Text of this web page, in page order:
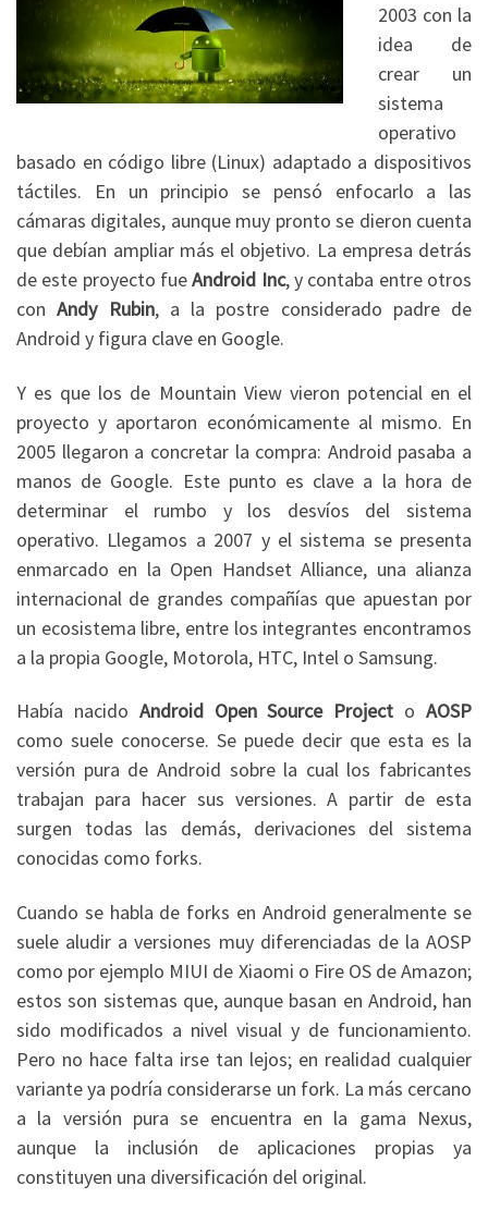
2003 con la
idea de
crear un
sistema
operativo
basado en código libre (Linux) adaptado a dispositivos
táctiles. En un principio se pensó enfocarlo a las
cámaras digitales, aunque muy pronto se dieron cuenta
que debían ampliar más el objetivo. La empresa detrás
de este proyecto fueAndroid Inc, y contaba entre otros
conAndy Rubin, a la postre considerado padre de
Android y figura clave en Google.
Y es que los de Mountain View vieron potencial en el
proyecto y aportaron económicamente al mismo. En
2005 llegaron a concretar la compra: Android pasaba a
manos de Google. Este punto es clave a la hora de
determinar el rumbo y los desvíos del sistema
operativo. Llegamos a 2007 y el sistema se presenta
enmarcado en la Open Handset Alliance, una alianza
internacional de grandes compañías que apuestan por
un ecosistema libre, entre los integrantes encontramos
a la propia Google, Motorola, HTC, Intel o Samsung.
Había nacido Android Open Source Project oAOSP
como suele conocerse. Se puede decir que esta es la
versión pura de Android sobre la cual los fabricantes
trabajan para hacer sus versiones. A partir de esta
surgen todas las demás, derivaciones del sistema
conocidas como forks.
Cuando se habla de forks en Android generalmente se
suele aludir a versiones muy diferenciadas de la AOSP
como por ejemplo MIUI de Xiaomi o Fire OS de Amazon;
estos son sistemas que, aunque basan en Android, han
sido modificados a nivel visual y de funcionamiento.
Pero no hace falta irse tan lejos; en realidad cualquier
variante ya podría considerarse un fork. La más cercano
a la versión pura se encuentra en la gama Nexus,
aunque la inclusión de aplicaciones propias ya
constituyen una diversificación del original.